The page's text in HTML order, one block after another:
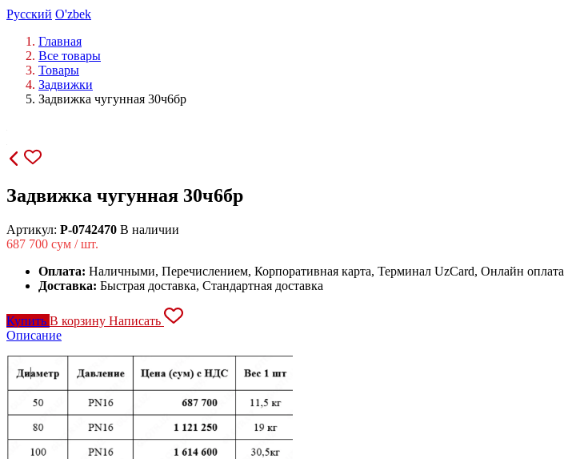
Русский O'zbek
Главная
Все товары
Товары
Задвижки
Задвижка чугунная 30ч6бр
Задвижка чугунная 30ч6бр
Артикул: P-0742470 В наличии
687 700 сум / шт.
Оплата: Наличными, Перечислением, Корпоративная карта, Терминал UzCard, Онлайн оплата
Доставка: Быстрая доставка, Стандартная доставка
Купить В корзину Написать
Описание